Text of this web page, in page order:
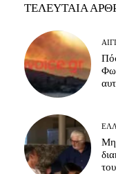
ΤΕΛΕΥΤΑΊΑ